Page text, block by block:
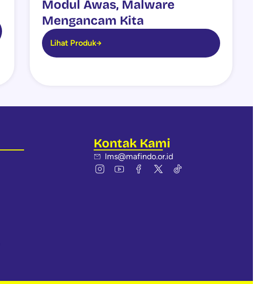
Modul Awas, Malware
Mengancam Kita
Lihat Produk
Kontak Kami
lms@mafindo.or.id